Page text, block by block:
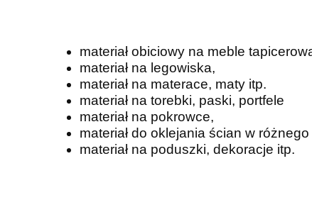
materiał obiciowy na meble
materiał na legowiska,
materiał na materace, maty itp.
materiał na torebki, paski, portfele
materiał na pokrowce,
materiał do oklejania ścian w
materiał na poduszki, dekoracje itp.